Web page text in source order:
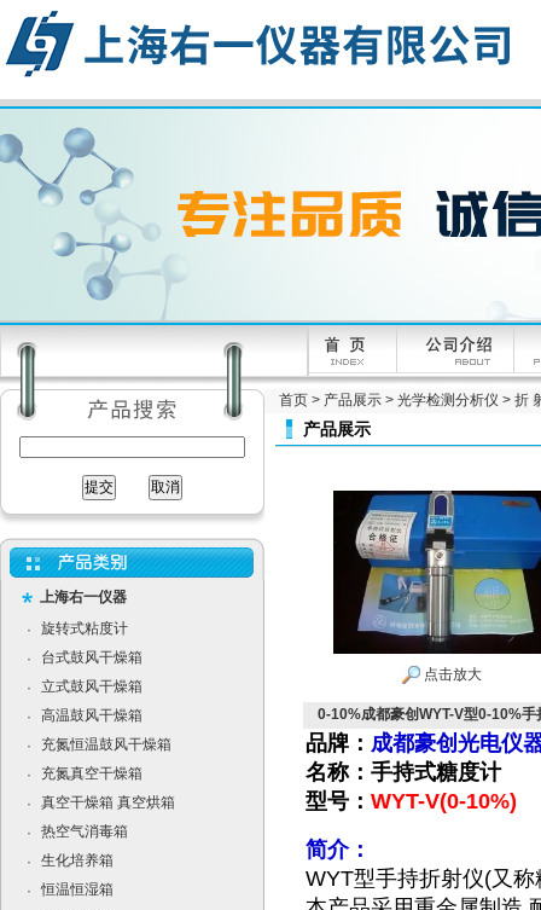
上海右一仪器
·
旋转式粘度计
·
台式鼓风干燥箱
·
立式鼓风干燥箱
·
高温鼓风干燥箱
·
充氮恒温鼓风干燥箱
·
充氮真空干燥箱
·
真空干燥箱 真空烘箱
·
热空气消毒箱
·
生化培养箱
·
恒温恒湿箱
首页 > 产品展示 > 光学检测分析仪 > 折
产品展示
点击放大
0-10%成都豪创WYT-V型0-10%
品牌： 成都豪创光电仪
名称：手持式糖度计
型号： WYT-V(0-10%)
简介：
WYT型手持折射仪(又称